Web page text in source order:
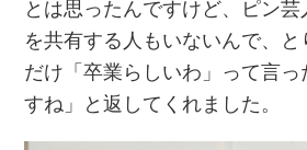
とは思ったんですけど、ピン芸
を共有する人もいないんで、
だけ「卒業らしいわ」って言
すね」と返してくれました。